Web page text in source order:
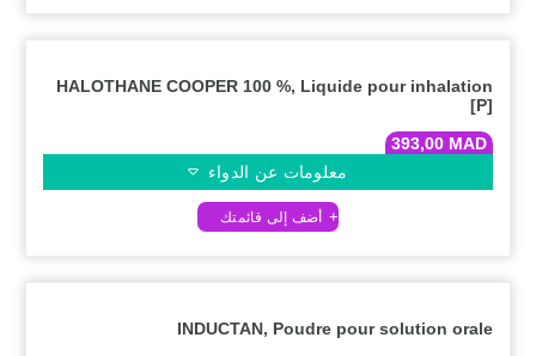
HALOTHANE COOPER 100 %, Liquide pour inhalation
[P]
393,00 MAD
معلومات عن الدواء
INDUCTAN, Poudre pour solution orale